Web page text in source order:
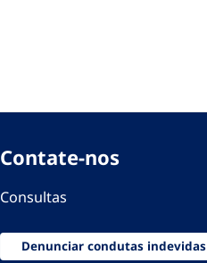
Contate-nos
Consultas
Denunciar condutas indevidas